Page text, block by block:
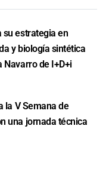
su estrategia en
y biología sintética
Navarro de I+D+i
la V Semana de
una jornada técnica